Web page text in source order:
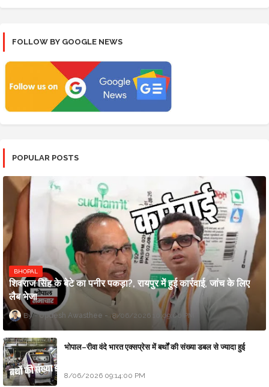
FOLLOW BY GOOGLE NEWS
POPULAR POSTS
BHOPAL
शिवराज सिंह के बेटे का पनीर पकड़ा?, रायपुर में हुई कार्रवाई, जांच के लिए
लैब भेजा
Updesh Awasthee 8/06/2026 10:09:00 PM
भोपाल–रीवा वंदे भारत एक्सप्रेस में बर्थों की संख्या डबल से ज्यादा हुई
8/06/2026 09:14:00 PM